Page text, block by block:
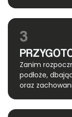
3
Zanim
podłoże,
oraz